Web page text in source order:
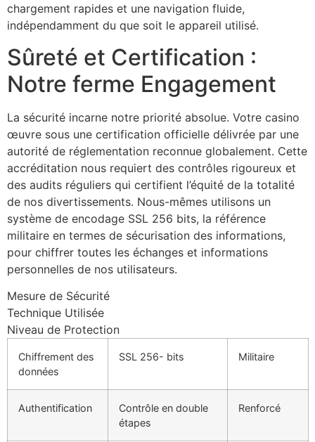
chargement rapides et une navigation fluide,
indépendamment du que soit le appareil utilisé.
Sûreté et Certification :
Notre ferme Engagement
La sécurité incarne notre priorité absolue. Votre casino
œuvre sous une certification officielle délivrée par une
autorité de réglementation reconnue globalement. Cette
accréditation nous requiert des contrôles rigoureux et
des audits réguliers qui certifient l’équité de la totalité
de nos divertissements. Nous-mêmes utilisons un
système de encodage SSL 256 bits, la référence
militaire en termes de sécurisation des informations,
pour chiffrer toutes les échanges et informations
personnelles de nos utilisateurs.
Mesure de Sécurité
Technique Utilisée
Niveau de Protection
Chiffrement des
données
SSL 256- bits Militaire
Authentification
Contrôle en double
étapes
Renforcé